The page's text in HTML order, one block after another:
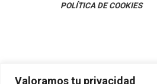
Valoramos tu privacidad
POLÍTICA DE COOKIES